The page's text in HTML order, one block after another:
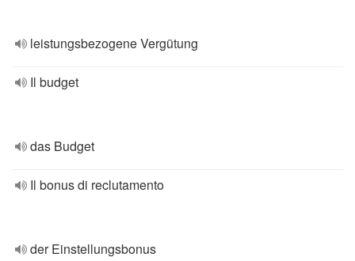
leistungsbezogene Vergütung
Il budget
das Budget
Il bonus di reclutamento
der Einstellungsbonus